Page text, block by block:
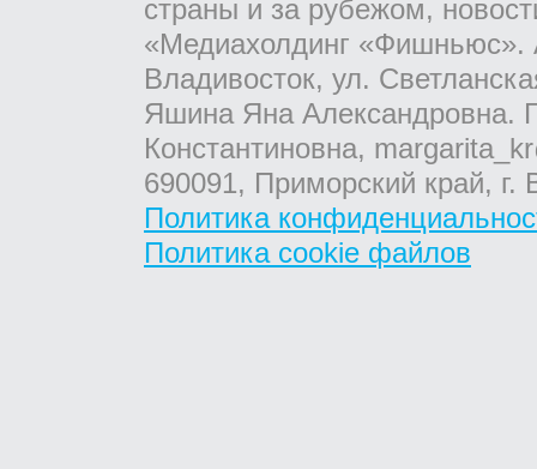
страны и за рубежом,
«Медиахолдинг «Фишньюс».
Владивосток, ул.
Яшина Яна Александровна.
Константиновна,
690091, Приморский край,
Политика
Политика cookie файлов